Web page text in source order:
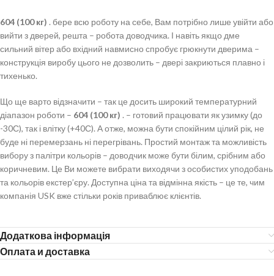
604 (100 кг) . бере всю роботу на себе, Вам потрібно лише увійти або
вийти з дверей, решта – робота доводчика. І навіть якщо дме
сильний вітер або вхідний навмисно спробує грюкнути дверима –
конструкція виробу цього не дозволить – двері закриються плавно і
тихенько.
Що ще варто відзначити – так це досить широкий температурний
діапазон роботи – 604 (100 кг) . – готовий працювати як узимку (до
-30С), так і влітку (+40С). А отже, можна бути спокійним цілий рік, не
буде ні перемерзань ні перегрівань. Простий монтаж та можливість
вибору з палітри кольорів – доводчик може бути білим, срібним або
коричневим. Це Ви можете вибрати виходячи з особистих уподобань
та кольорів екстер’єру. Доступна ціна та відмінна якість – це те, чим
компанія USK вже стільки років приваблює клієнтів.
Додаткова інформація
Оплата и доставка